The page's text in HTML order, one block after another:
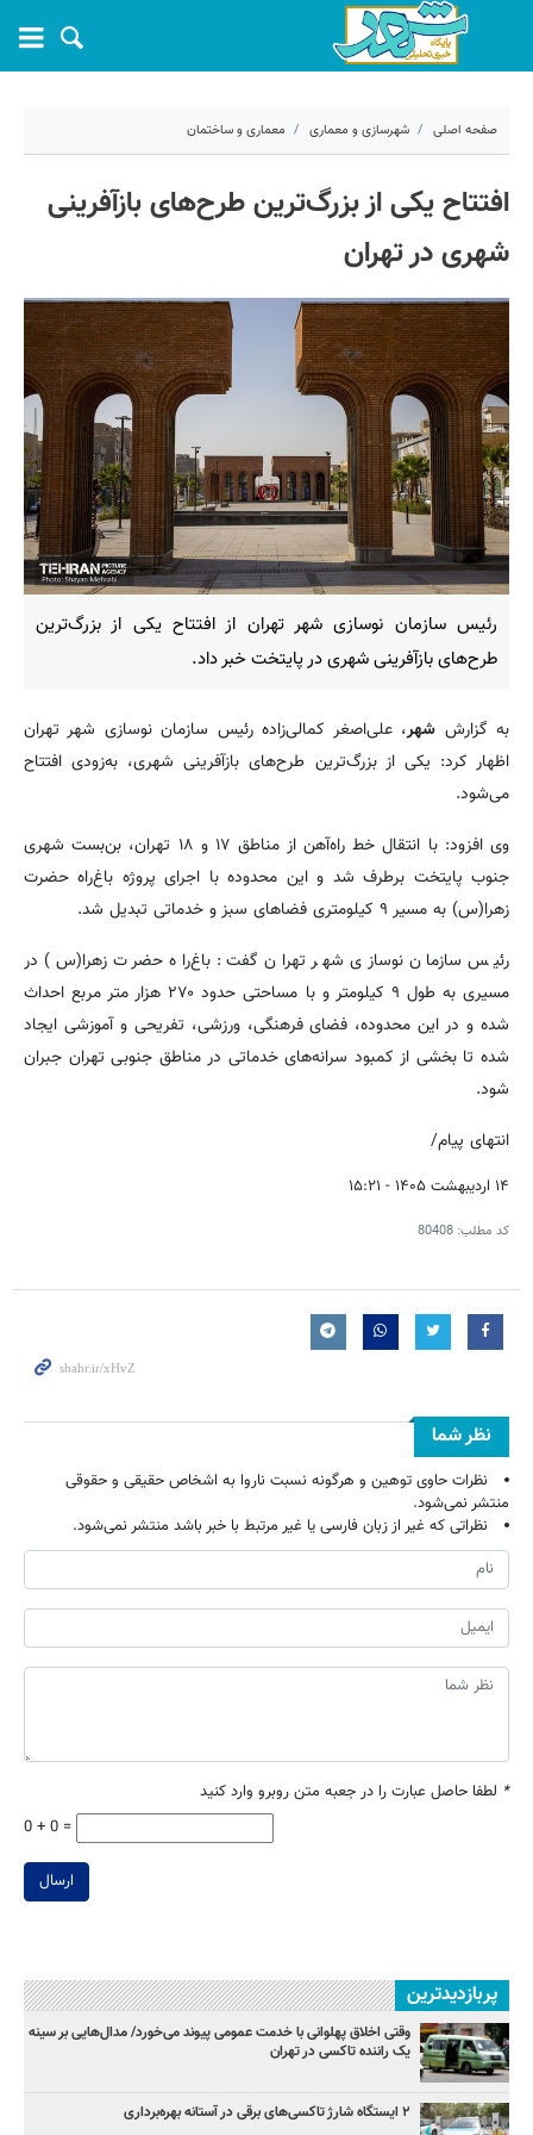
صفحه اصلی شهرسازی و معماری معماری و ساختمان
کد مطلب:
افتتاح یکی از بزرگ‌‎ترین طرح‌های بازآفرینی
شهری در تهران
رئیس سازمان نوسازی شهر تهران از افتتاح یکی از بزرگ‌ترین‌
طرح‌های بازآفرینی شهری در پایتخت خبر داد.
به گزارش شهر، علی‌اصغر کمالی‌زاده رئیس سازمان نوسازی شهر تهران
اظهار کرد: یکی از بزرگ‌ترین‌ طرح‌های بازآفرینی شهری، به‌زودی افتتاح
می‌شود.
وی افزود: با انتقال خط راه‌آهن از مناطق ۱۷ و ۱۸ تهران، بن‌بست شهری
جنوب پایتخت برطرف شد و این محدوده با اجرای پروژه باغ‌راه حضرت
زهرا(س) به مسیر ۹ کیلومتری فضاهای سبز و خدماتی تبدیل شد.
رئیس سازمان نوسازی شهر تهران گفت: باغ‌راه حضرت زهرا(س) در
مسیری به طول ۹ کیلومتر و با مساحتی حدود ۲۷۰ هزار متر مربع احداث
شده و در این محدوده، فضای فرهنگی، ورزشی، تفریحی و آموزشی ایجاد
شده تا بخشی از کمبود سرانه‌های خدماتی در مناطق جنوبی تهران جبران
شود.
انتهای پیام/
۱۴ اردیبهشت ۱۴۰۵ - ۱۵:۲۱
کد مطلب: 80408
نظر شما
نظرات حاوی توهین و هرگونه نسبت ناروا به اشخاص حقیقی و حقوقی
منتشر نمی‌شود.
نظراتی که غیر از زبان فارسی یا غیر مرتبط با خبر باشد منتشر نمی‌شود.
* لطفا حاصل عبارت را در جعبه متن روبرو وارد کنید
0 + 0 =
ارسال
پربازدیدترین
وقتی اخلاق پهلوانی با خدمت عمومی پیوند می‌خورد/ مدال‌هایی بر سینه
یک راننده تاکسی در تهران
۲ ایستگاه شارژ تاکسی‌های برقی در آستانه بهره‌برداری